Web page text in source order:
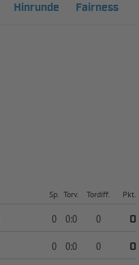
Hinrunde Fairness
Sp. Torv. Tordiff. Pkt.
0 0:0 0
0
0 0:0 0
0